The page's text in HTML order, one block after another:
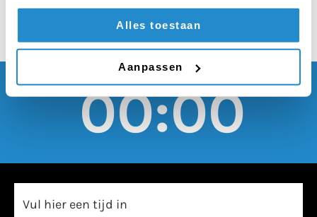
Alles toestaan
Aanpassen
00:00